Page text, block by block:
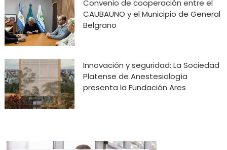
Convenio de cooperación entre el
CAUBAUNO y el Municipio de General
Belgrano
Innovación y seguridad: La Sociedad
Platense de Anestesiología
presenta la Fundación Ares